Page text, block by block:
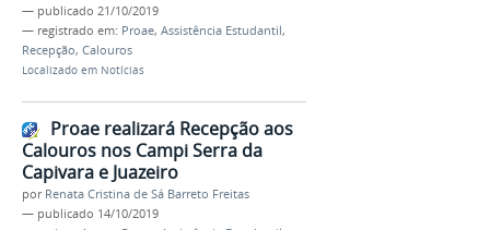
— publicado 21/10/2019
— registrado em: Proae, Assistência Estudantil,
Recepção, Calouros
Localizado em Notícias
Proae realizará Recepção aos
Calouros nos Campi Serra da
Capivara e Juazeiro
por Renata Cristina de Sá Barreto Freitas
— publicado 14/10/2019